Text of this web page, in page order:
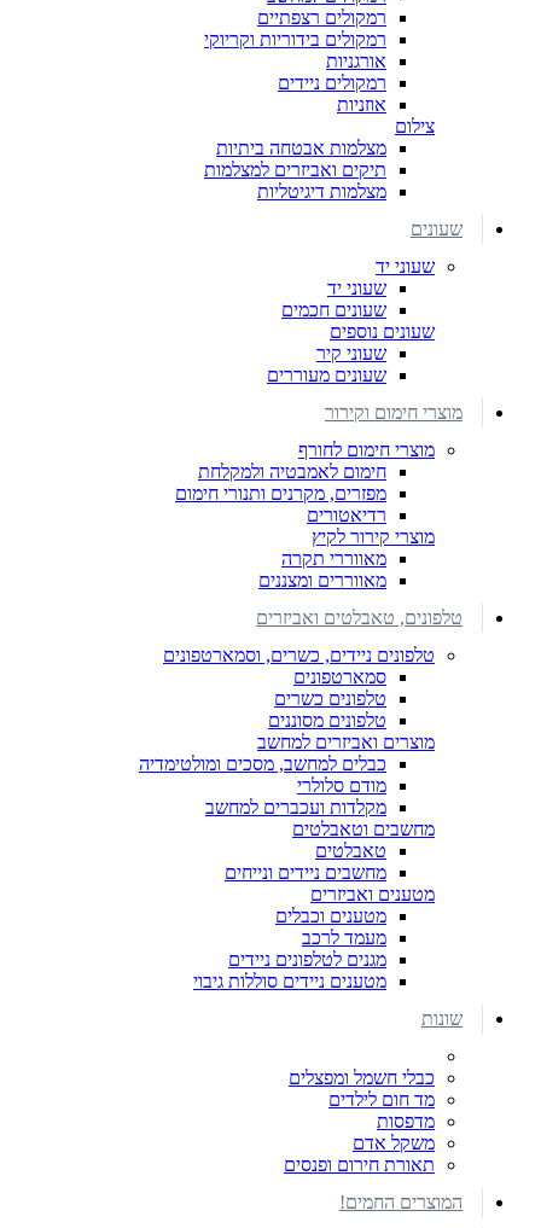
רמקולים רצפתיים
רמקולים בידוריות וקריוקי
אורגניות
רמקולים ניידים
אוזניות
צילום
מצלמות אבטחה ביתיות
תיקים ואביזרים למצלמות
מצלמות דיגיטליות
שעונים
שעוני יד
שעוני יד
שעונים חכמים
שעונים נוספים
שעוני קיר
שעונים מעוררים
מוצרי חימום וקירור
מוצרי חימום לחורף
חימום לאמבטיה ולמקלחת
מפזרים, מקרנים ותנורי חימום
רדיאטורים
מוצרי קירור לקיץ
מאווררי תקרה
מאווררים ומצננים
טלפונים, טאבלטים ואביזרים
טלפונים ניידים, כשרים, וסמארטפונים
סמארטפונים
טלפונים כשרים
טלפונים מסוננים
מוצרים ואביזרים למחשב
כבלים למחשב, מסכים ומולטימדיה
מודם סלולרי
מקלדות ועכברים למחשב
מחשבים וטאבלטים
טאבלטים
מחשבים ניידים ונייחים
מטענים ואביזרים
מטענים וכבלים
מעמד לרכב
מגנים לטלפונים ניידים
מטענים ניידים סוללות גיבוי
שונות
כבלי חשמל ומפצלים
מד חום לילדים
מדפסות
משקל אדם
תאורת חירום ופנסים
המוצרים החמים!